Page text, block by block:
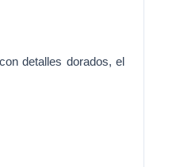
detalles dorados, el